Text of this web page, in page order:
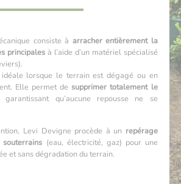
consiste à arracher entièrement la
principales à l’aide d’un matériel spécialisé
lorsque le terrain est dégagé ou en
Elle permet de supprimer totalement le
garantissant qu’aucune repousse ne se
Levi Devigne procède à un repérage
(eau, électricité, gaz) pour une
et sans dégradation du terrain.